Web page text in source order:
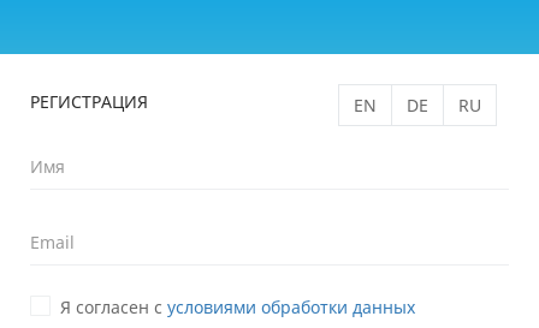
EN DE RU
РЕГИСТРАЦИЯ
Я согласен с условиями обработки данных